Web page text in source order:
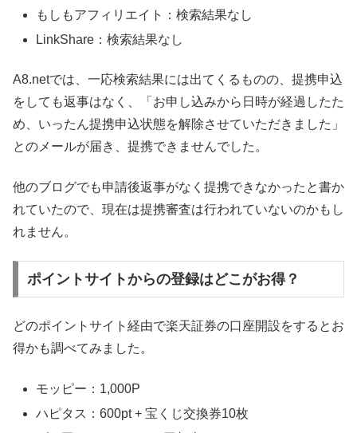
もしもアフィリエイト：検索結果なし
LinkShare：検索結果なし
A8.netでは、一応検索結果には出てくるものの、提携申込
をしても返事はなく、「お申し込みから日時が経過したた
め、いったん提携申込状態を解除させていただきました」
とのメールが届き、提携できませんでした。
他のブログでも申請後返事がなく提携できなかったと書か
れていたので、現在は提携審査は行われていないのかもし
れません。
ポイントサイトからの登録はどこがお得？
どのポイントサイト経由で楽天証券の口座開設をするとお
得かも調べてみました。
モッピー：1,000P
ハピタス：600pt + 宝くじ交換券10枚